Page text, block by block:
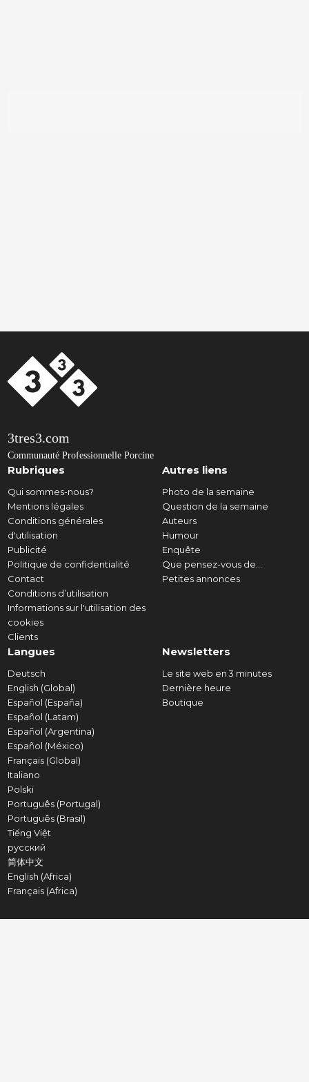
3tres3.com
Communauté Professionnelle Porcine
Rubriques
Qui sommes-nous?
Mentions légales
Conditions générales
d'utilisation
Publicité
Politique de confidentialité
Contact
Conditions d’utilisation
Informations sur l'utilisation des
cookies
Clients
Autres liens
Photo de la semaine
Question de la semaine
Auteurs
Humour
Enquête
Que pensez-vous de...
Petites annonces
Langues
Deutsch
English (Global)
Español (España)
Español (Latam)
Español (Argentina)
Español (México)
Français (Global)
Italiano
Polski
Português (Portugal)
Português (Brasil)
Tiếng Việt
русский
简体中文
English (Africa)
Français (Africa)
Newsletters
Le site web en 3 minutes
Dernière heure
Boutique